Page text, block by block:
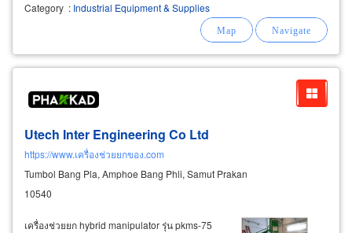
(specification) เย็บขอบ เจาะตาไก่ตามระยะที่
industrial
Category : Industrial Equipment & Supplies
Utech Inter Engineering Co Ltd
https://www.เครื่องช่วยยกของ.com
Tumbol Bang Pla, Amphoe Bang Phli, Samut Prakan
10540
เครื่องช่วยยก hybrid manipulator รุ่น pkms-75